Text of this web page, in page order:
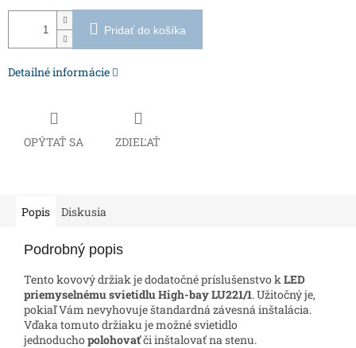
Pridať do košíka
Detailné informácie
OPÝTAŤ SA ZDIEĽAŤ
Popis Diskusia
Podrobný popis
Tento kovový držiak je dodatočné príslušenstvo kLED
priemyselnému svietidlu High-bay LU221/1. Užitočný je,
pokiaľ Vám nevyhovuje štandardná závesná inštalácia.
Vďaka tomuto držiaku je možné svietidlo
jednoduchopolohovaťči inštalovať na stenu.